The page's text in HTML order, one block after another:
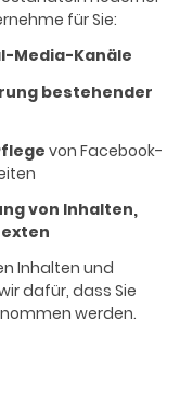
für Sie:
Media-Kanäle
bestehender
von Facebook-
von Inhalten,
Inhalten und
dafür, dass Sie
werden.